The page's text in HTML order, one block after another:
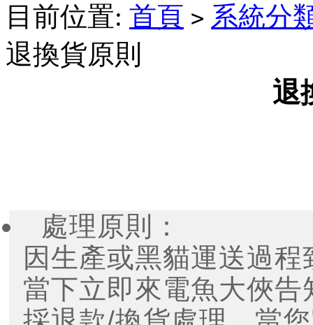
目前位置: 首頁 > 系統分
退換貨原則
退
處理原則：
因生產或黑貓運送過
當下立即來電魚大俠